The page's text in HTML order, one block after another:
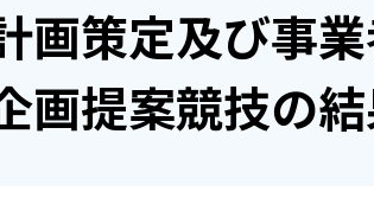
画策定及び事
画提案競技の